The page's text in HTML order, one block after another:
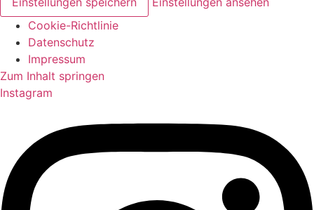
Cookie-Richtlinie
Datenschutz
Impressum
Zum Inhalt springen
Instagram